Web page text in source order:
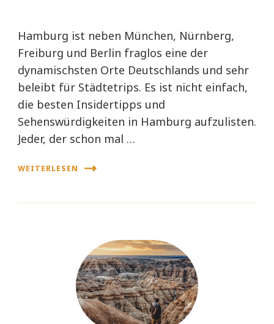
Hamburg ist neben München, Nürnberg,
Freiburg und Berlin fraglos eine der
dynamischsten Orte Deutschlands und sehr
beleibt für Städtetrips. Es ist nicht einfach,
die besten Insidertipps und
Sehenswürdigkeiten in Hamburg aufzulisten.
Jeder, der schon mal …
WEITERLESEN